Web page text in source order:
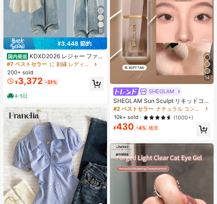
11
¥3,448 節約
国内発送 KDXD2026 レジャー ファッ
ション ロングサイズ 夏服 女性 ワイ
ルドスタイル ボア付きトップス ワイ
ルドスタイル ロングスカート 3点セ
ット UVカット 軽量 通気性 袖付き
ヒップカバー効果 通気性抜群 サイズ
豊富
#7 ベストセラー
に 刺繍 レディースコーデ
200+ sold
¥3,372 -51%
4-5日
14
SHEGLAM
SHEGLAM Sun Sculpt リキッドコン
ター-Soft Tan ノーズシャドウ シェ
ーディング 女性と女の子のためのブ
ランドビューティーコスメメイクア
ップ
#2 ベストセラー
ナチュラル コントゥア＆ブロンザー
10k+ sold
(1000+)
¥430 -4% 概算